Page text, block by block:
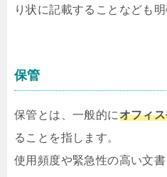
り状に記載することなども
保管
保管とは、一般的にオフィ
ることを指します。
使用頻度や緊急性の高い文